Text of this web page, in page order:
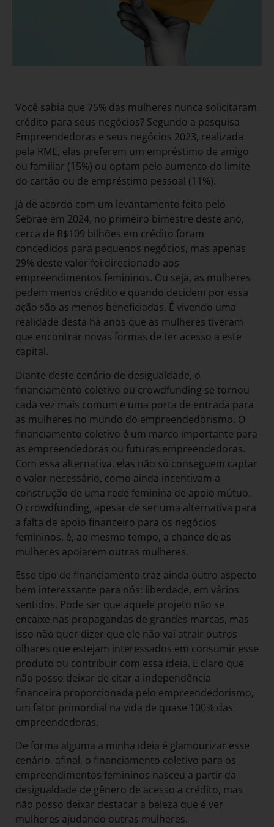
Você sabia que 75% das mulheres nunca solicitaram
crédito para seus negócios? Segundo a pesquisa
Empreendedoras e seus negócios 2023, realizada
pela RME, elas preferem um empréstimo de amigo
ou familiar (15%) ou optam pelo aumento do limite
do cartão ou de empréstimo pessoal (11%).
Já de acordo com um levantamento feito pelo
Sebrae em 2024, no primeiro bimestre deste ano,
cerca de R$109 bilhões em crédito foram
concedidos para pequenos negócios, mas apenas
29% deste valor foi direcionado aos
empreendimentos femininos. Ou seja, as mulheres
pedem menos crédito e quando decidem por essa
ação são as menos beneficiadas. É vivendo uma
realidade desta há anos que as mulheres tiveram
que encontrar novas formas de ter acesso a este
capital.
Diante deste cenário de desigualdade, o
financiamento coletivo ou crowdfunding se tornou
cada vez mais comum e uma porta de entrada para
as mulheres no mundo do empreendedorismo. O
financiamento coletivo é um marco importante para
as empreendedoras ou futuras empreendedoras.
Com essa alternativa, elas não só conseguem captar
o valor necessário, como ainda incentivam a
construção de uma rede feminina de apoio mútuo.
O crowdfunding, apesar de ser uma alternativa para
a falta de apoio financeiro para os negócios
femininos, é, ao mesmo tempo, a chance de as
mulheres apoiarem outras mulheres.
Esse tipo de financiamento traz ainda outro aspecto
bem interessante para nós: liberdade, em vários
sentidos. Pode ser que aquele projeto não se
encaixe nas propagandas de grandes marcas, mas
isso não quer dizer que ele não vai atrair outros
olhares que estejam interessados em consumir esse
produto ou contribuir com essa ideia. E claro que
não posso deixar de citar a independência
financeira proporcionada pelo empreendedorismo,
um fator primordial na vida de quase 100% das
empreendedoras.
De forma alguma a minha ideia é glamourizar esse
cenário, afinal, o financiamento coletivo para os
empreendimentos femininos nasceu a partir da
desigualdade de gênero de acesso a crédito, mas
não posso deixar destacar a beleza que é ver
mulheres ajudando outras mulheres.